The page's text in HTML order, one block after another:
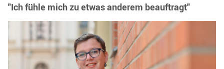
"Ich fühle mich zu etwas anderem beauftragt"